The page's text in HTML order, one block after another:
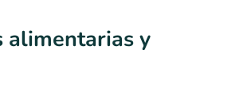
alimentarias y